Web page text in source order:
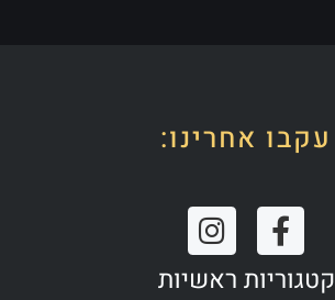
עקבו אחרינו:
F
a
c
I
n
s
קטגוריות ראשיות